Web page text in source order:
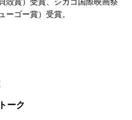
ーゴー賞）受賞。
ーク